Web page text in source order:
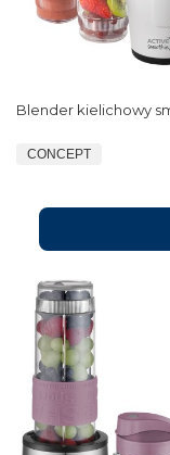
CONCEPT